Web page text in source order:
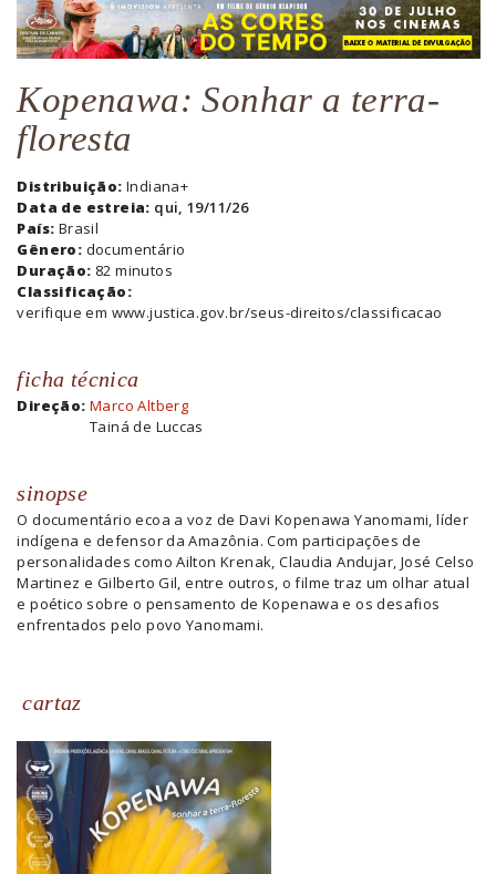
Kopenawa: Sonhar a terra-
floresta
Distribuição: Indiana+
Data de estreia: qui, 19/11/26
País: Brasil
Gênero: documentário
Duração: 82 minutos
Classificação:
verifique em www.justica.gov.br/seus-direitos/classificacao
ficha técnica
Direção: Marco Altberg
Tainá de Luccas
sinopse
O documentário ecoa a voz de Davi Kopenawa Yanomami, líder
indígena e defensor da Amazônia. Com participações de
personalidades como Ailton Krenak, Claudia Andujar, José Celso
Martinez e Gilberto Gil, entre outros, o filme traz um olhar atual
e poético sobre o pensamento de Kopenawa e os desafios
enfrentados pelo povo Yanomami.
cartaz